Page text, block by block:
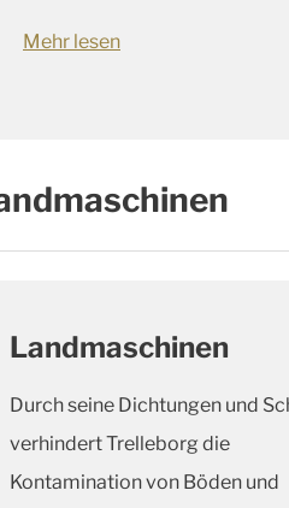
Mehr lesen
Landmaschinen
Durch seine Dichtungen und
verhindert Trelleborg die
Kontamination von Böden und